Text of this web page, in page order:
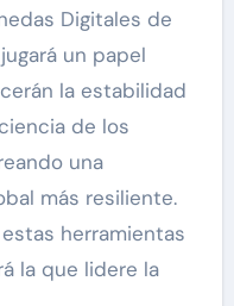
Digitales de
un papel
la estabilidad
de los
una
más resiliente.
herramientas
la que lidere la